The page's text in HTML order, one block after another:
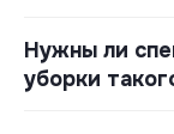
Нужны ли
уборки